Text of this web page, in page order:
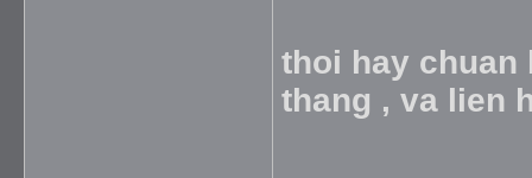
thoi hay chuan
thang , va lien